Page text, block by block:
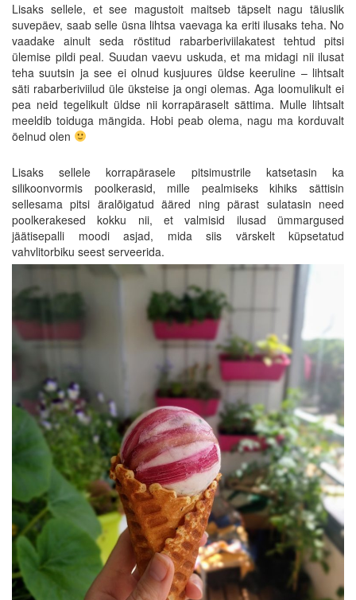
Lisaks sellele, et see magustoit maitseb täpselt nagu täiuslik
suvepäev, saab selle üsna lihtsa vaevaga ka eriti ilusaks teha. No
vaadake ainult seda röstitud rabarberiviilakatest tehtud pitsi
ülemise pildi peal. Suudan vaevu uskuda, et ma midagi nii ilusat
teha suutsin ja see ei olnud kusjuures üldse keeruline – lihtsalt
säti rabarberiviilud üle üksteise ja ongi olemas. Aga loomulikult ei
pea neid tegelikult üldse nii korrapäraselt sättima. Mulle lihtsalt
meeldib toiduga mängida. Hobi peab olema, nagu ma korduvalt
öelnud olen
Lisaks sellele korrapärasele pitsimustrile katsetasin ka
silikoonvormis poolkerasid, mille pealmiseks kihiks sättisin
sellesama pitsi äralõigatud ääred ning pärast sulatasin need
poolkerakesed kokku nii, et valmisid ilusad ümmargused
jäätisepalli moodi asjad, mida siis värskelt küpsetatud
vahvlitorbiku seest serveerida.